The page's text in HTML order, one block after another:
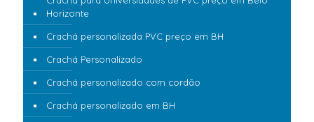
Horizonte
Crachá personalizada PVC preço em BH
Crachá Personalizado
Crachá personalizado com cordão
Crachá personalizado em BH